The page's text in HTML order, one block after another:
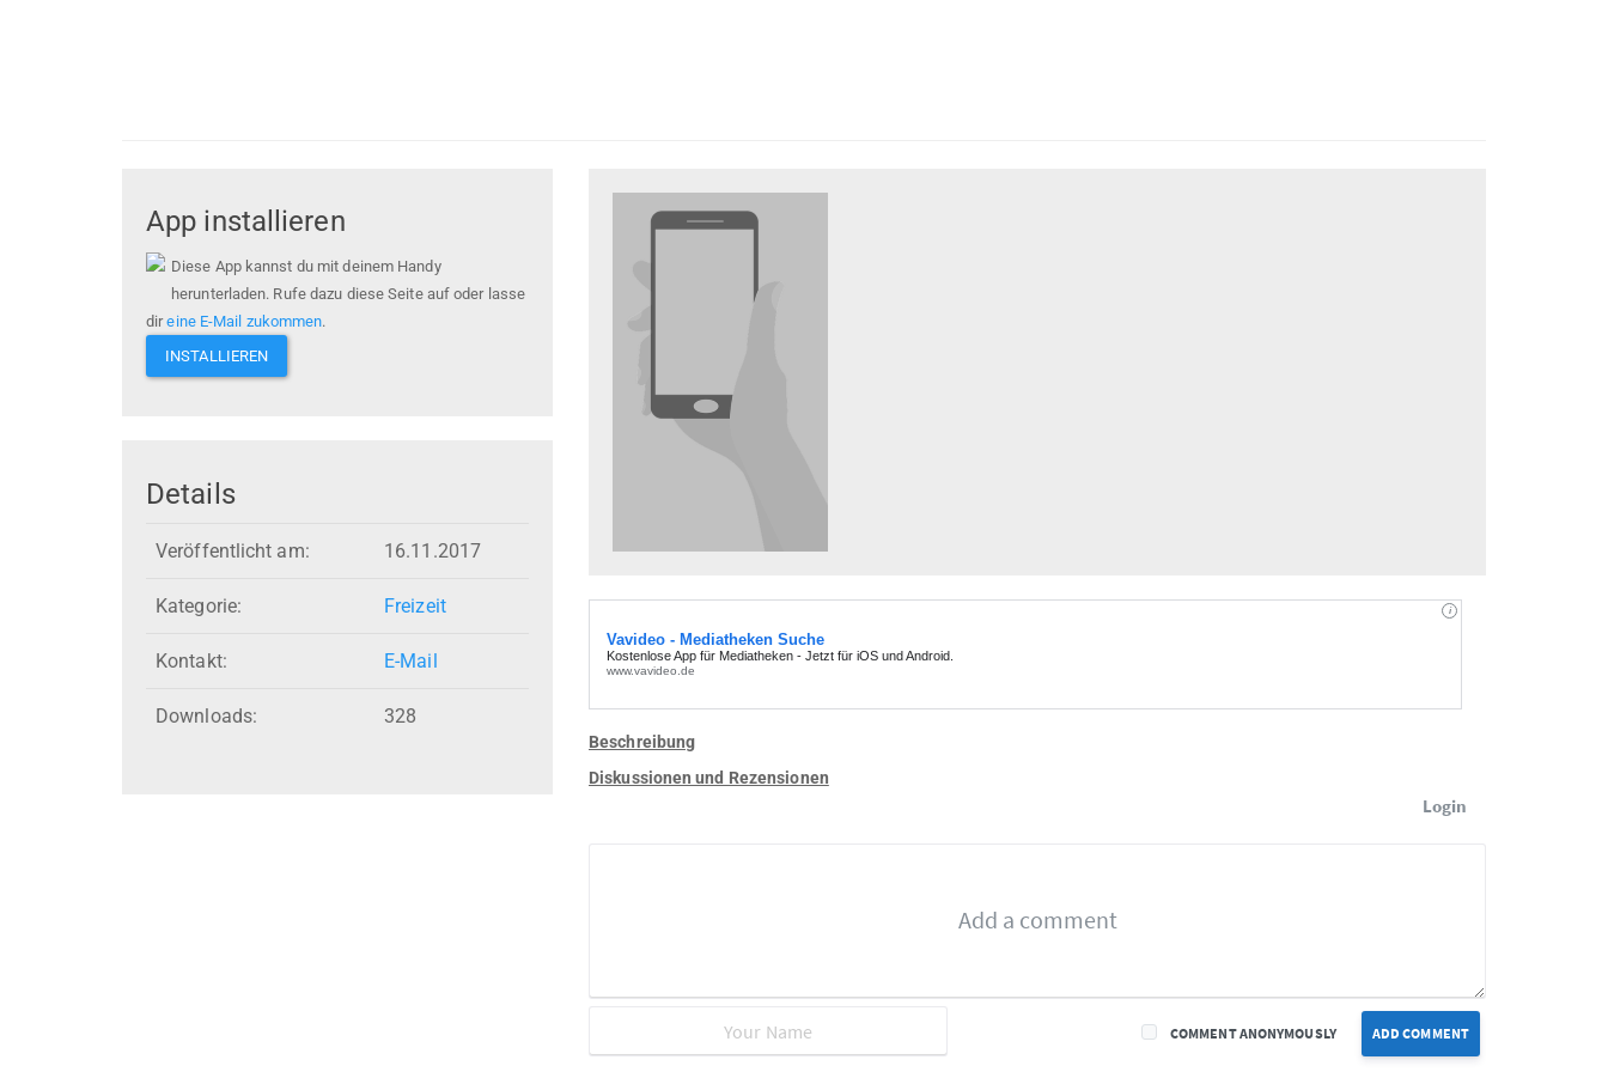
App installieren
Diese App kannst du mit deinem Handy
herunterladen. Rufe dazu diese Seite auf oder lasse
direine E-Mail zukommen.
INSTALLIEREN
Details
Veröffentlicht am: 16.11.2017
Kategorie: Freizeit
Kontakt: E-Mail
Downloads: 328
Beschreibung
Diskussionen und Rezensionen
Login
ADD COMMENT
COMMENT ANONYMOUSLY